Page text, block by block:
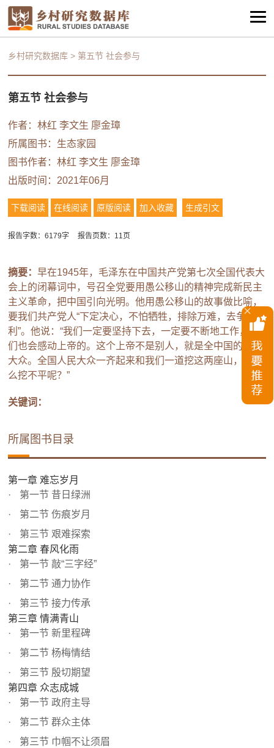
乡村研究数据库 > 第五节 社会参与
第五节 社会参与
作者：林红 李文生 廖金璋
所属图书： 生态家园
图书作者：林红 李文生 廖金璋
出版时间：2021年06月
下载阅读 在线阅读 原版阅读 加入收藏 生成引文
报告字数：6179字 报告页数：11页
摘要：早在1945年，毛泽东在中国共产党第七次全国代表大
会上的闭幕词中，号召全党要用愚公移山的精神完成新民主
主义革命，把中国引向光明。他用愚公移山的故事做比喻，
要我们共产党人“下定决心，不怕牺牲，排除万难，去争取胜
利”。他说：“我们一定要坚持下去，一定要不断地工作，我
们也会感动上帝的。这个上帝不是别人，就是全中国的人民
大众。全国人民大众一齐起来和我们一道挖这两座山，有什
么挖不平呢？”
关键词：
所属图书目录
第一章 难忘岁月
第一节 昔日绿洲
第二节 伤痕岁月
第三节 艰难探索
第二章 春风化雨
第一节 敲“三字经”
第二节 通力协作
第三节 接力传承
第三章 情满青山
第一节 新里程碑
第二节 杨梅情结
第三节 殷切期望
第四章 众志成城
第一节 政府主导
第二节 群众主体
第三节 巾帼不让须眉